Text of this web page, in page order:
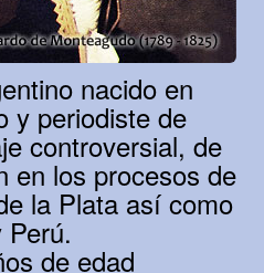
nacido en
y periodiste de
controversial, de
en los procesos de
la Plata así como
de edad